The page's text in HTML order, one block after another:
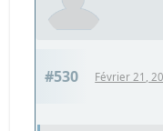
#530 Février 21,